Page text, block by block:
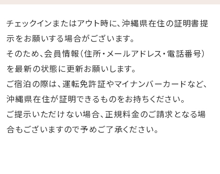
チェックインまたはアウト時に、沖縄県在住の証明書提
示をお願いする場合がございます。
そのため、会員情報（住所・メールアドレス・電話番号）
を最新の状態に更新お願いします。
ご宿泊の際は、運転免許証やマイナンバーカードなど、
沖縄県在住が証明できるものをお持ちください。
ご提示いただけない場合、正規料金のご請求となる場
合もございますので予めご了承ください。